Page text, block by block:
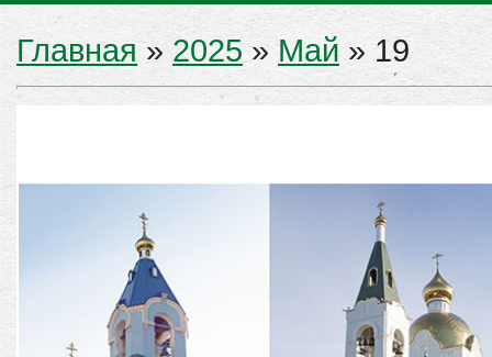
Главная » 2025 » Май » 19